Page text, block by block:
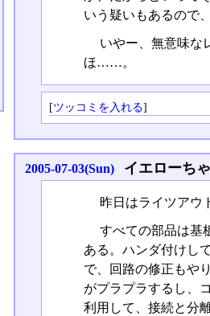
いう疑いもあるので
いやー、無意味な
ほ……。
[ツッコミを入れる]
2005-07-03(Sun) イエローち
昨日はライツアウ
すべての部品は基
ある。ハンダ付けし
で、回路の修正もや
がプラプラするし、
利用して、接続と分